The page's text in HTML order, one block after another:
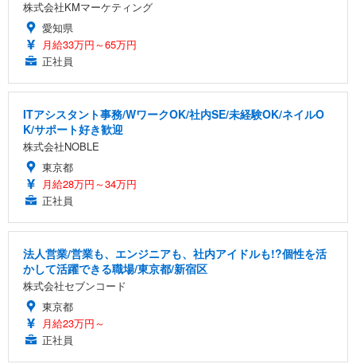
株式会社KMマーケティング
愛知県
月給33万円～65万円
正社員
ITアシスタント事務/WワークOK/社内SE/未経験OK/ネイルO
K/サポート好き歓迎
株式会社NOBLE
東京都
月給28万円～34万円
正社員
法人営業/営業も、エンジニアも、社内アイドルも!?個性を活
かして活躍できる職場/東京都/新宿区
株式会社セブンコード
東京都
月給23万円～
正社員